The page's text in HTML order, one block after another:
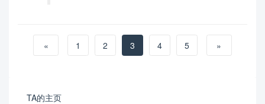
« 1 2 3 4 5 »
TA的主页